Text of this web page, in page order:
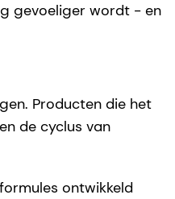
gevoeliger wordt - en
Producten die het
de cyclus van
ontwikkeld